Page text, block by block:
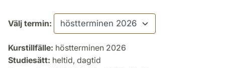
Välj termin:
Kurstillfälle: höstterminen 2026
Studiesätt: heltid, dagtid